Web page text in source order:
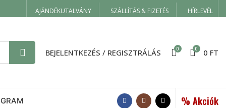
AJÁNDÉKUTALVÁNY SZÁLLÍTÁS & FIZETÉS HÍRLEVÉL
BEJELENTKEZÉS / REGISZTRÁLÁS 0 0 0 FT
% Akciók